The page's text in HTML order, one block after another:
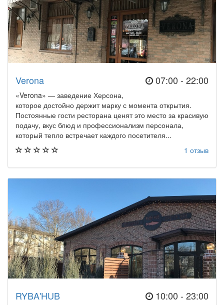
07:00 - 22:00
Verona
«Verona» — заведение Херсона,
которое достойно держит марку с момента открытия.
Постоянные гости ресторана ценят это место за красивую
подачу, вкус блюд и профессионализм персонала,
который тепло встречает каждого посетителя...
1 отзыв
10:00 - 23:00
RYBA'HUB